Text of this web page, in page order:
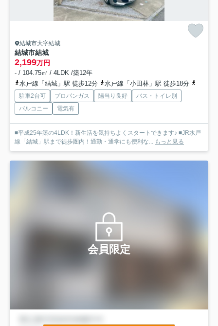
結城市大字結城
結城市結城
2,199万円
- / 104.75㎡ / 4LDK /築12年
水戸線「結城」駅 徒歩12分
水戸線「小田林」駅 徒歩18分
駐車2台可 プロパンガス 陽当り良好
バス・トイレ別
バルコニー
電気有
■平成25年築の4LDK！新生活を気持ちよくスタートできます♪ ■JR水戸
線「結城」駅まで徒歩圏内！通勤・通学にも便利な...
もっと見る
会員限定